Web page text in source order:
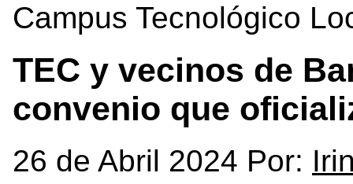
Campus Tecnológico
TEC y vecinos de
convenio que
26 de Abril 2024 Por: